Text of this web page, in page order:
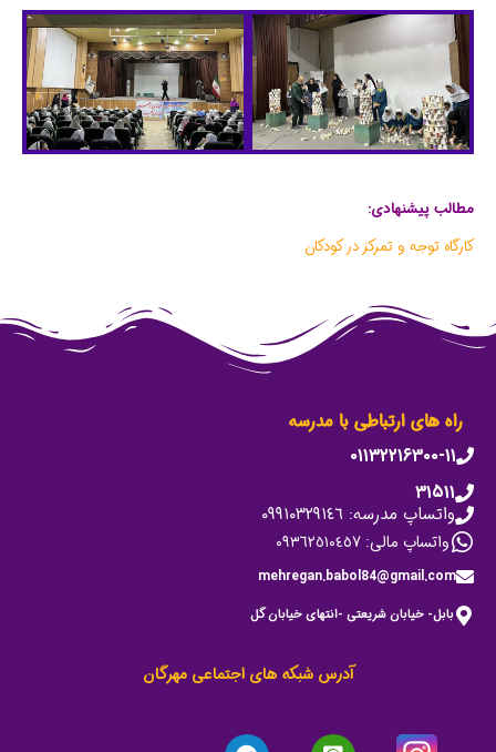
مطالب پیشنهادی:
کارگاه توجه و تمرکز در کودکان
راه های ارتباطی با مدرسه
۰۱۱۳۲۲۱۶۳۰۰-۱۱
۳۱۵۱۱
واتساپ مدرسه: ٠٩٩١٠٣٢٩١٤٦
واتساپ مالی: ٠٩٣٦٢٥١٠٤٥٧
mehregan.babol84@gmail.com
بابل- خیابان شریعتی -انتهای خیابان گل
آدرس شبکه های اجتماعی مهرگان